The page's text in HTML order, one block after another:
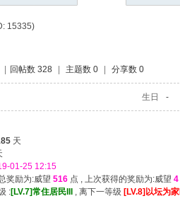
15335)
回帖数 328 主题数 0 分享数 0
生日 -
天
01-25 12:15
奖励为:威望 516 点 , 上次获得的奖励为:威望 4
:[LV.7]常住居民III , 离下一等级 [LV.8]以坛为家I